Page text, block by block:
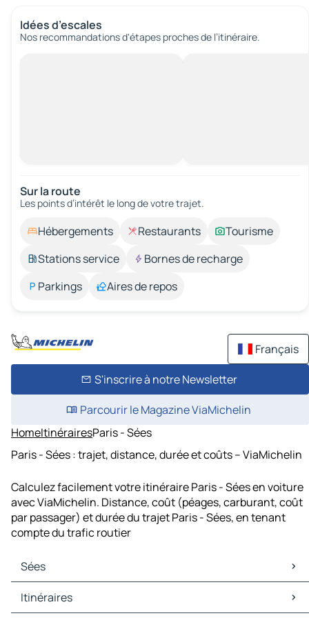
Idées d’escales
Nos recommandations d'étapes proches de l’itinéraire.
Sur la route
Les points d’intérêt le long de votre trajet.
Hébergements Restaurants
Tourisme
Stations service
Bornes de recharge
Parkings
Aires de repos
Français
S'inscrire à notre Newsletter
Parcourir le Magazine ViaMichelin
HomeItinérairesParis - Sées
Paris - Sées : trajet, distance, durée et coûts – ViaMichelin
Calculez facilement votre itinéraire Paris - Sées en voiture
avec ViaMichelin. Distance, coût (péages, carburant, coût
par passager) et durée du trajet Paris - Sées, en tenant
compte du trafic routier
Sées
Sées Cartes et plans
Sées Trafic
Itinéraires